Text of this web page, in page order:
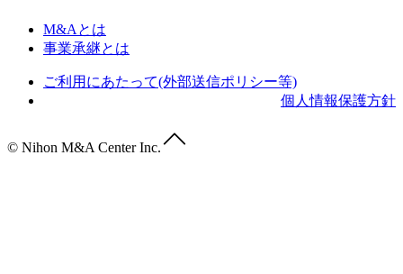
M&Aとは
事業承継とは
ご利用にあたって(外部送信ポリシー等)
個人情報保護方針
© Nihon M&A Center Inc.